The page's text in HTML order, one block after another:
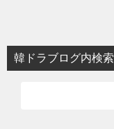
ビ
ゲ
韓ドラブログ内検索